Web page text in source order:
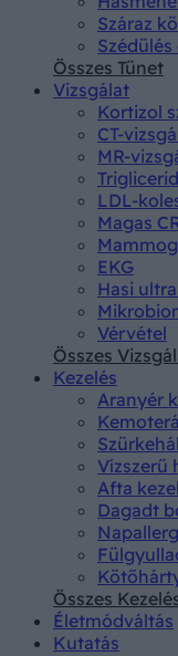
Száraz
Szédülés
Összes Tünet
Vizsgálat
Kortizol
CT-
MR-
LDL-
Magas
EKG
Hasi
Vérvétel
Összes
Kezelés
Aranyér
Vízszerű
Afta
Dagadt
Összes
Életmódváltás
Kutatás